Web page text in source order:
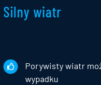
Silny wiatr
Porywisty wiatr
wypadku